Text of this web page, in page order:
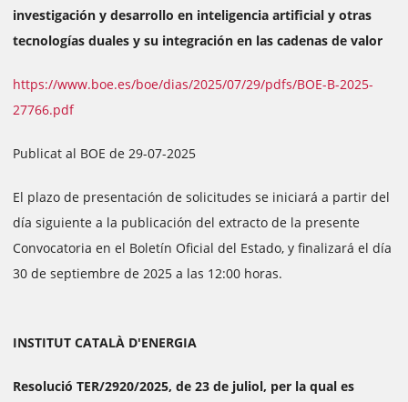
investigación y desarrollo en inteligencia artificial y otras
tecnologías duales y su integración en las cadenas de valor
https://www.boe.es/boe/dias/2025/07/29/pdfs/BOE-B-2025-
27766.pdf
Publicat al BOE de 29-07-2025
El plazo de presentación de solicitudes se iniciará a partir del
día siguiente a la publicación del extracto de la presente
Convocatoria en el Boletín Oficial del Estado, y finalizará el día
30 de septiembre de 2025 a las 12:00 horas.
INSTITUT CATALÀ D'ENERGIA
Resolució TER/2920/2025, de 23 de juliol, per la qual es